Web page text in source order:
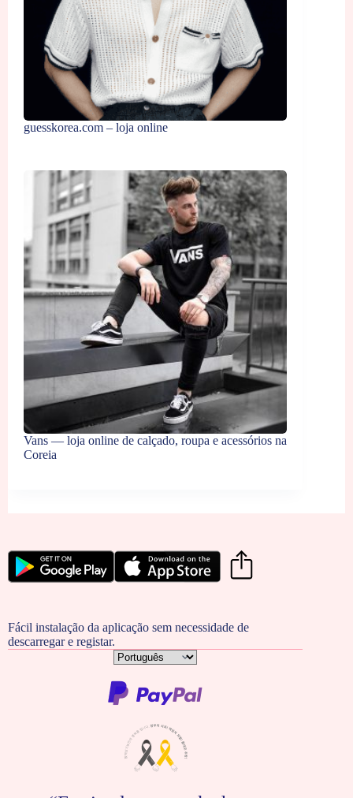
guesskorea.com – loja online
Vans — loja online de calçado, roupa e acessórios na
Coreia
Fácil instalação da aplicação sem necessidade de
descarregar e registar.
Escolha
um
idioma